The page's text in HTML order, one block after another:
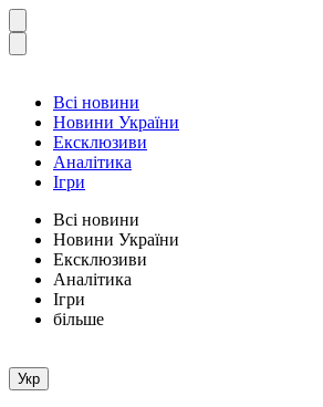
Всі новини
Новини України
Ексклюзиви
Аналітика
Ігри
Всі новини
Новини України
Ексклюзиви
Аналітика
Ігри
більше
Укр